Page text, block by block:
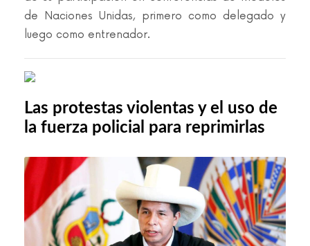
de Naciones Unidas, primero como delegado y
luego como entrenador.
Las protestas violentas y el uso de
la fuerza policial para reprimirlas